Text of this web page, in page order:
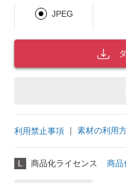
JPEG
利用禁止事項 ｜ 素材の利用
L 商品化ライセンス 商品